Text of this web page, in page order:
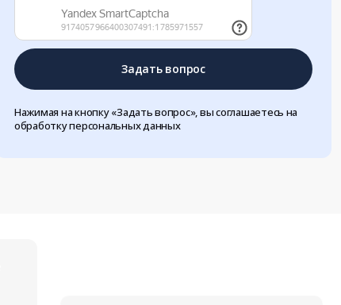
Задать вопрос
Нажимая на кнопку «Задать вопрос», вы соглашаетесь на
обработку персональных данных